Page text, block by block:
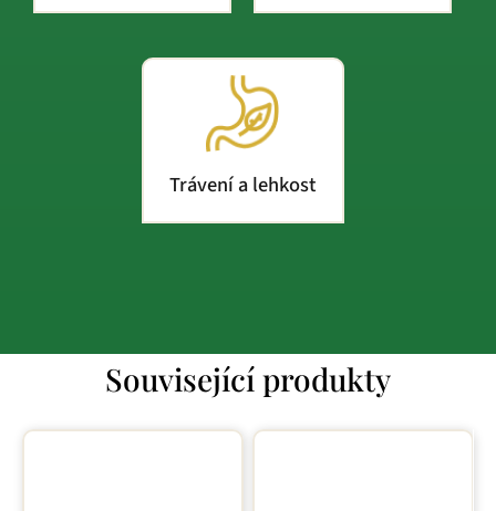
Trávení a lehkost
Související produkty